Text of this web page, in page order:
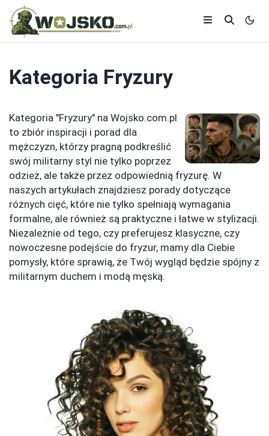
Kategoria Fryzury
Kategoria "Fryzury" na Wojsko.com.pl
to zbiór inspiracji i porad dla
mężczyzn, którzy pragną podkreślić
swój militarny styl nie tylko poprzez
odzież, ale także przez odpowiednią fryzurę. W
naszych artykułach znajdziesz porady dotyczące
różnych cięć, które nie tylko spełniają wymagania
formalne, ale również są praktyczne i łatwe w stylizacji.
Niezależnie od tego, czy preferujesz klasyczne, czy
nowoczesne podejście do fryzur, mamy dla Ciebie
pomysły, które sprawią, że Twój wygląd będzie spójny z
militarnym duchem i modą męską.